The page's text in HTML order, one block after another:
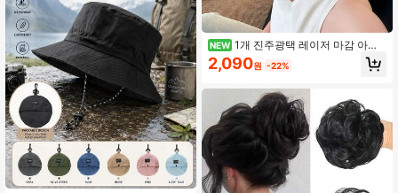
NEW 1개 진주광택 레이저 마감 아크
릴 헤어 클로, 11cm/4.33인치, 강력한
고정력으로 일상 착용, 사무실, 여행,
2,090원 -22%